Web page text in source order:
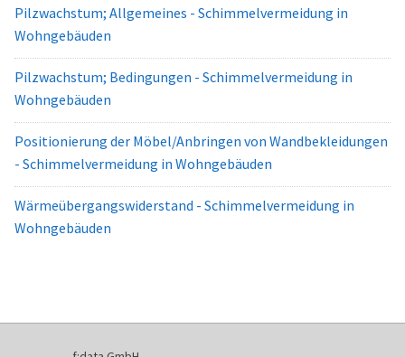
Pilzwachstum; Allgemeines - Schimmelvermeidung in
Wohngebäuden
Pilzwachstum; Bedingungen - Schimmelvermeidung in
Wohngebäuden
Positionierung der Möbel/Anbringen von Wandbekleidungen
- Schimmelvermeidung in Wohngebäuden
Wärmeübergangswiderstand - Schimmelvermeidung in
Wohngebäuden